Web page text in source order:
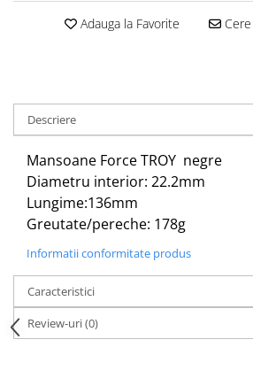
Claxon bicicleta
Oglinzi bicicleta
Cricuri bicicleta
Aparatori noroi bicicleta
Suport bicicleta
Lumini bicicleta
Computer bicicleta
Piese biciclete
Anvelopa bicicleta
Camera bicicleta
Adauga la Favorite Cere
Descriere
Mansoane Force TROY negre
Diametru interior: 22.2mm
Lungime:136mm
Greutate/pereche: 178g
Informatii conformitate produs
Caracteristici
Review-uri(0)